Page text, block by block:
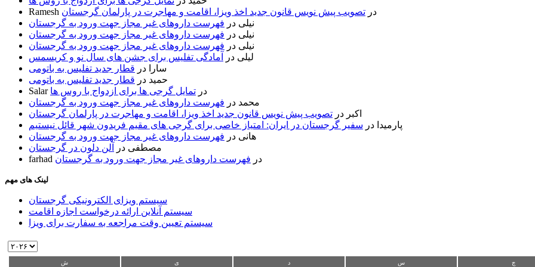
Ramesh
در تصویب پیش نویس قانون جدید اخذ ویزا، اقامت و مهاجرت در پارلمان گرجستان
نیلی در فهرست داروهای غیر مجاز جهت ورود به گرجستان
نیلی در فهرست داروهای غیر مجاز جهت ورود به گرجستان
نیلی در فهرست داروهای غیر مجاز جهت ورود به گرجستان
لیلی در
آمادگی تفلیس برای جشن های سال نو و کریسمس
سارا
در قطار جدید تفلیس به باتومی
حمید در قطار جدید تفلیس به باتومی
Salar
در تمایل گرجی ها برای ازدواج با روس ها
محمد در فهرست داروهای غیر مجاز جهت ورود به گرجستان
اکبر در تصویب پیش نویس قانون جدید اخذ ویزا، اقامت و مهاجرت در پارلمان گرجستان
پارمیدا در سفیر گرجستان در ایران: امتیاز خاصی برای گرجی های مقیم فریدون شهر قائل نیستیم
هانی در فهرست داروهای غیر مجاز جهت ورود به گرجستان
مصطفی در
آلن دلون در گرجستان
farhad
در فهرست داروهای غیر مجاز جهت ورود به گرجستان
لینک های مهم
سیستم ویزای الکترونیکی گرجستان
سیستم آنلاین ارائه درخواست اجازه اقامت
سیستم تعیین وقت مراجعه به سفارت برای ویزا
ش ی د س چ